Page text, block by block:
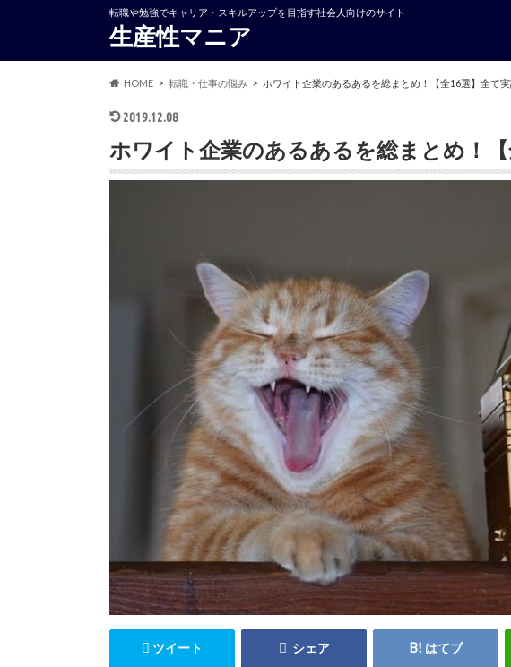
転職や勉強でキャリア・スキルアップを目指す社会人向けのサイト
生産性マニア
HOME 転職・仕事の悩み ホワイト企業のあるあるを総まとめ！【全16選】全て
2019.12.08
ホワイト企業のあるあるを総まとめ！
ツイート シェア はてブ